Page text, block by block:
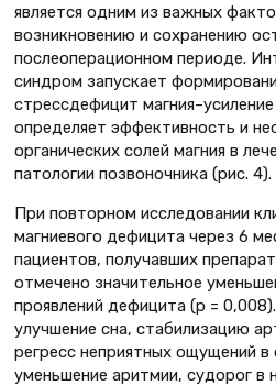
является одним из важных
возникновению и сохранению
послеоперационном периоде.
синдром запускает
стрессдефицит
определяет эффективность и
органических солей магния в
патологии позвоночника (рис. 4).
При повторном исследовании
магниевого дефицита через 6
пациентов, получавших
отмечено значительное
проявлений дефицита (р =
улучшение сна, стабилизацию
регресс неприятных ощущений в
уменьшение аритмии, судорог в